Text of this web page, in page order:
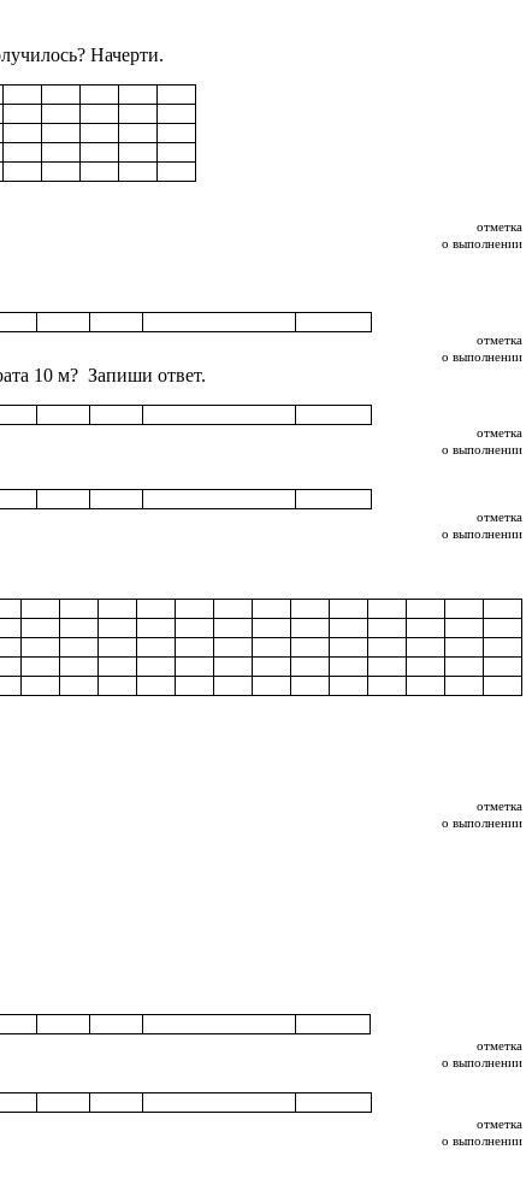
Начерти.
отметка
о выполнении
отметка
о выполнении
10 м? Запиши ответ.
отметка
о выполнении
отметка
о выполнении
отметка
о выполнении
отметка
о выполнении
отметка
о выполнении